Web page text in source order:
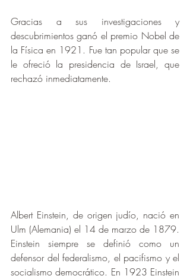
Gracias a sus investigaciones y
descubrimientos ganó el premio Nobel de
la Física en 1921. Fue tan popular que se
le ofreció la presidencia de Israel, que
rechazó inmediatamente.
Albert Einstein, de origen judío, nació en
Ulm (Alemania) el 14 de marzo de 1879.
Einstein siempre se definió como un
defensor del federalismo, el pacifismo y el
socialismo democrático. En 1923 Einstein